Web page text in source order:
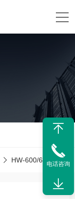
HW-600/600B钻攻中心
电话咨询